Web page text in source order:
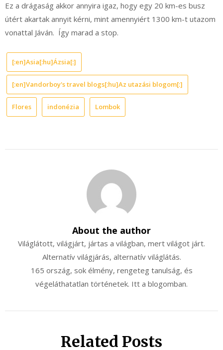
Ez a drágaság akkor annyira igaz, hogy egy 20 km-es busz
útért akartak annyit kérni, mint amennyiért 1300 km-t utazom
vonattal Jáván. Így marad a stop.
[:en]Asia[:hu]Ázsia[:]
[:en]Vandorboy's travel blogs[:hu]Az utazási blogom[:]
Flores indonézia Lombok
About the author
Világlátott, világjárt, jártas a világban, mert világot járt.
Alternatív világjárás, alternatív világlátás.
165 ország, sok élmény, rengeteg tanulság, és
végeláthatatlan történetek. Itt a blogomban.
Related Posts